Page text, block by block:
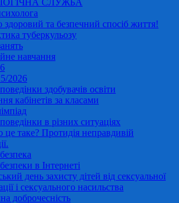
СЛУЖБА
та безпечний спосіб життя!
туберкульозу
навчання
2026
здобувачів освіти
кабінетів за класами
в різних ситуаціях
таке? Протидія неправдивій
в Інтернеті
день захисту дітей від сексуальної
і сексуального насильства
доброчесність